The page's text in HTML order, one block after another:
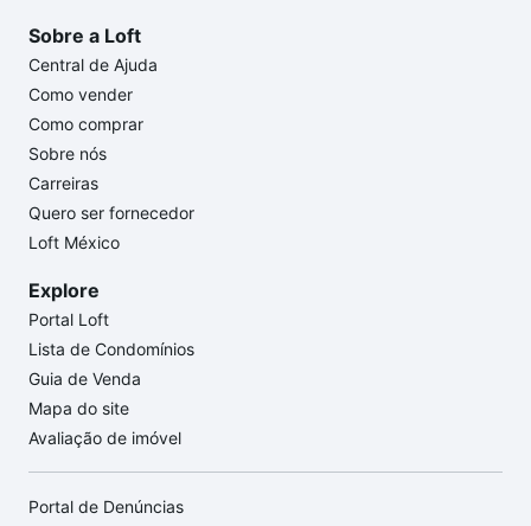
Sobre a Loft
Central de Ajuda
Como vender
Como comprar
Sobre nós
Carreiras
Quero ser fornecedor
Loft México
Explore
Portal Loft
Lista de Condomínios
Guia de Venda
Mapa do site
Avaliação de imóvel
Portal de Denúncias